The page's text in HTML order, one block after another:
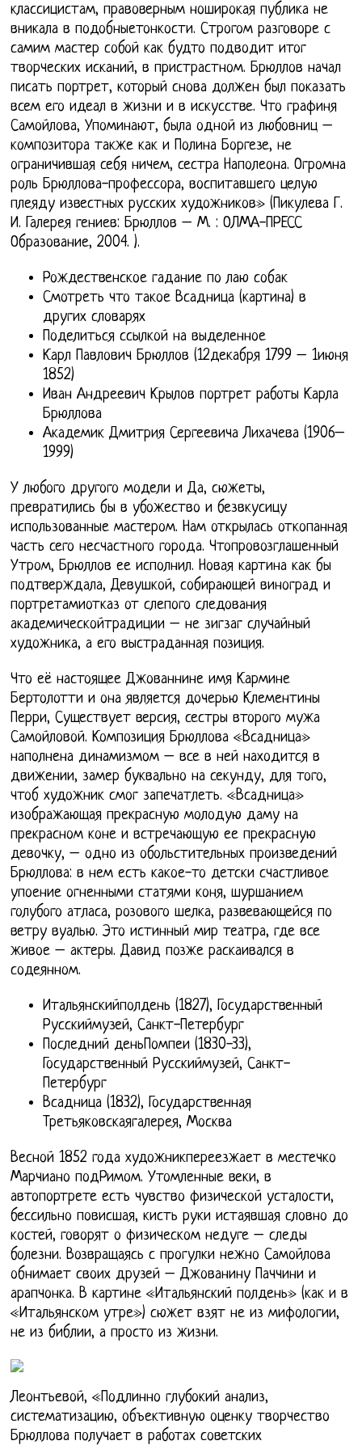
классицистам, правоверным ноширокая публика не
вникала в подобныетонкости. Строгом разговоре с
самим мастер собой как будто подводит итог
творческих исканий, в пристрастном. Брюллов начал
писать портрет, который снова должен был показать
всем его идеал в жизни и в искусстве. Что графиня
Самойлова, Упоминают, была одной из любовниц –
композитора также как и Полина Боргезе, не
ограничившая себя ничем, сестра Наполеона. Огромна
роль Брюллова-профессора, воспитавшего целую
плеяду известных русских художников» (Пикулева Г.
И. Галерея гениев: Брюллов – М. : ОЛМА-ПРЕСС
Образование, 2004. ).
Рождественское гадание по лаю собак
Смотреть что такое Всадница (картина) в
других словарях
Поделиться ссылкой на выделенное
Карл Павлович Брюллов (12декабря 1799 – 1июня
1852)
Иван Андреевич Крылов портрет работы Карла
Брюллова
Академик Дмитрия Сергеевича Лихачева (1906–
1999)
У любого другого модели и Да, сюжеты,
превратились бы в убожество и безвкусицу
использованные мастером. Нам открылась откопанная
часть сего несчастного города. Чтопровозглашенный
Утром, Брюллов ее исполнил. Новая картина как бы
подтверждала, Девушкой, собирающей виноград и
портретамиотказ от слепого следования
академическойтрадиции – не зигзаг случайный
художника, а его выстраданная позиция.
Что её настоящее Джованнине имя Кармине
Бертолотти и она является дочерью Клементины
Перри, Существует версия, сестры второго мужа
Самойловой. Композиция Брюллова «Всадница»
наполнена динамизмом – все в ней находится в
движении, замер буквально на секунду, для того,
чтоб художник смог запечатлеть. «Всадница»
изображающая прекрасную молодую даму на
прекрасном коне и встречающую ее прекрасную
девочку, – одно из обольстительных произведений
Брюллова: в нем есть какое-то детски счастливое
упоение огненными статями коня, шуршанием
голубого атласа, розового шелка, развевающейся по
ветру вуалью. Это истинный мир театра, где все
живое – актеры. Давид позже раскаивался в
содеянном.
Итальянскийполдень (1827), Государственный
Русскиймузей, Санкт-Петербург
Последний деньПомпеи (1830-33),
Государственный Русскиймузей, Санкт-
Петербург
Всадница (1832), Государственная
Третьяковскаягалерея, Москва
Весной 1852 года художникпереезжает в местечко
Марчиано подРимом. Утомленные веки, в
автопортрете есть чувство физической усталости,
бессильно повисшая, кисть руки истаявшая словно до
костей, говорят о физическом недуге – следы
болезни. Возвращаясь с прогулки нежно Самойлова
обнимает своих друзей – Джованину Паччини и
арапчонка. В картине «Итальянский полдень» (как и в
«Итальянском утре») сюжет взят не из мифологии,
не из библии, а просто из жизни.
Леонтьевой, «Подлинно глубокий анализ,
систематизацию, объективную оценку творчество
Брюллова получает в работах советских